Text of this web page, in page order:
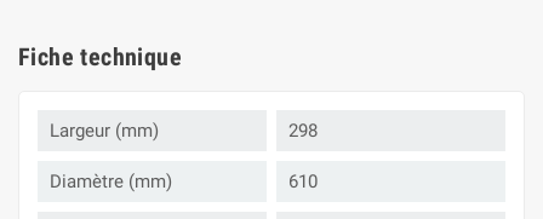
Fiche technique
Largeur (mm) 298
Diamètre (mm) 610